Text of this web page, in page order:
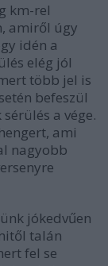
km-rel
amiről úgy
idén a
elég jól
több jel is
befeszül
a vége.
ami
nagyobb
jókedvűen
talán
fel se